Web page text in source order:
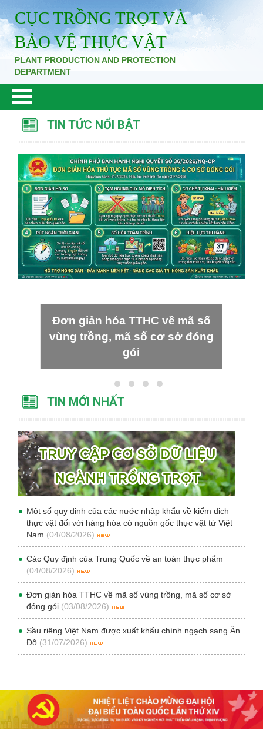
CỤC TRỒNG TRỌT VÀ
BẢO VỆ THỰC VẬT
PLANT PRODUCTION AND PROTECTION
DEPARTMENT
TIN TỨC NỔI BẬT
Đơn giản hóa TTHC về mã số
vùng trồng, mã số cơ sở đóng
gói
TIN MỚI NHẤT
Một số quy định của các nước nhập khẩu về kiểm dịch
thực vật đối với hàng hóa có nguồn gốc thực vật từ Việt
Nam (04/08/2026)
Các Quy định của Trung Quốc về an toàn thực phẩm
(04/08/2026)
Đơn giản hóa TTHC về mã số vùng trồng, mã số cơ sở
đóng gói (03/08/2026)
Sầu riêng Việt Nam được xuất khẩu chính ngạch sang Ấn
Độ (31/07/2026)